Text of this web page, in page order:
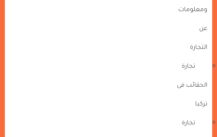
ومعلومات
عن
التجارة
تجارة
الحقائب فى
تركيا
تجارة